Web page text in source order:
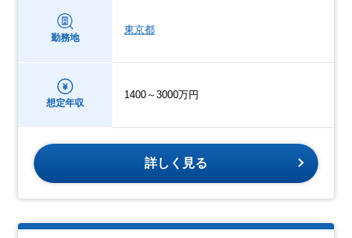
勤務地
東京都
想定年収
1400～3000万円
詳しく見る